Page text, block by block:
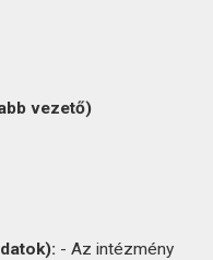
vezető)
- Az intézmény